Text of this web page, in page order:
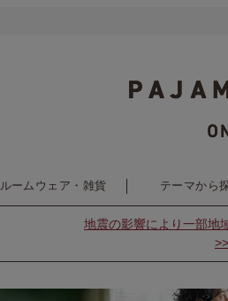
ルームウェア・雑貨 テーマから
地震の影響により一部地